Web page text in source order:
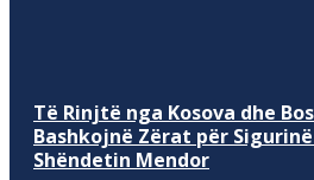
Të Rinjtë nga Kosova dhe
Bashkojnë Zërat për
Shëndetin Mendor